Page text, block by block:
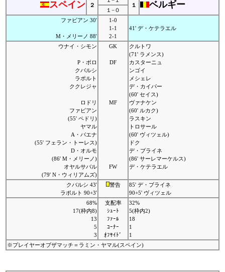
スペイン ２
１
ベルギー
１−０
ファビアン 30'
M・メリーノ 88'
1-0
1-1
2-1
41' デ・ケテラエル
ウナイ・シモン
P・ポロ
クバルシ
ラポルト
ククレジャ
ロドリ
ファビアン
(55' ペドリ)
ヤマル
A・バエナ
(55' フェラン・トーレス)
D・オルモ
(86' M・メリーノ)
オヤルサバル
(79' N・ウィリアムズ)
GK
DF
MF
FW
クルトワ
(71' ラメンス)
カスターニュ
ンゴイ
メシェレ
デ・カイパー
(60' セイス)
ヴァナケン
(60' ルカク)
ラスキン
トロサール
(60' ヴィツェル)
ドク
デ・ブライネ
(86' サーレマーケルス)
デ・ケテラエル
クバルシ 43'
ラポルト 90+3'
警告
85' デ・ブライネ
90+5' ヴィツェル
68%
17(枠内8)
13
5
3
支配率
ｼｭｰﾄ
ﾌｧｰﾙ
ｺｰﾅｰ
ｵﾌｻｲﾄﾞ
32%
5(枠内2)
18
1
1
※プレイヤーオブザマッチ＝ラミン・ヤマル(スペイン)